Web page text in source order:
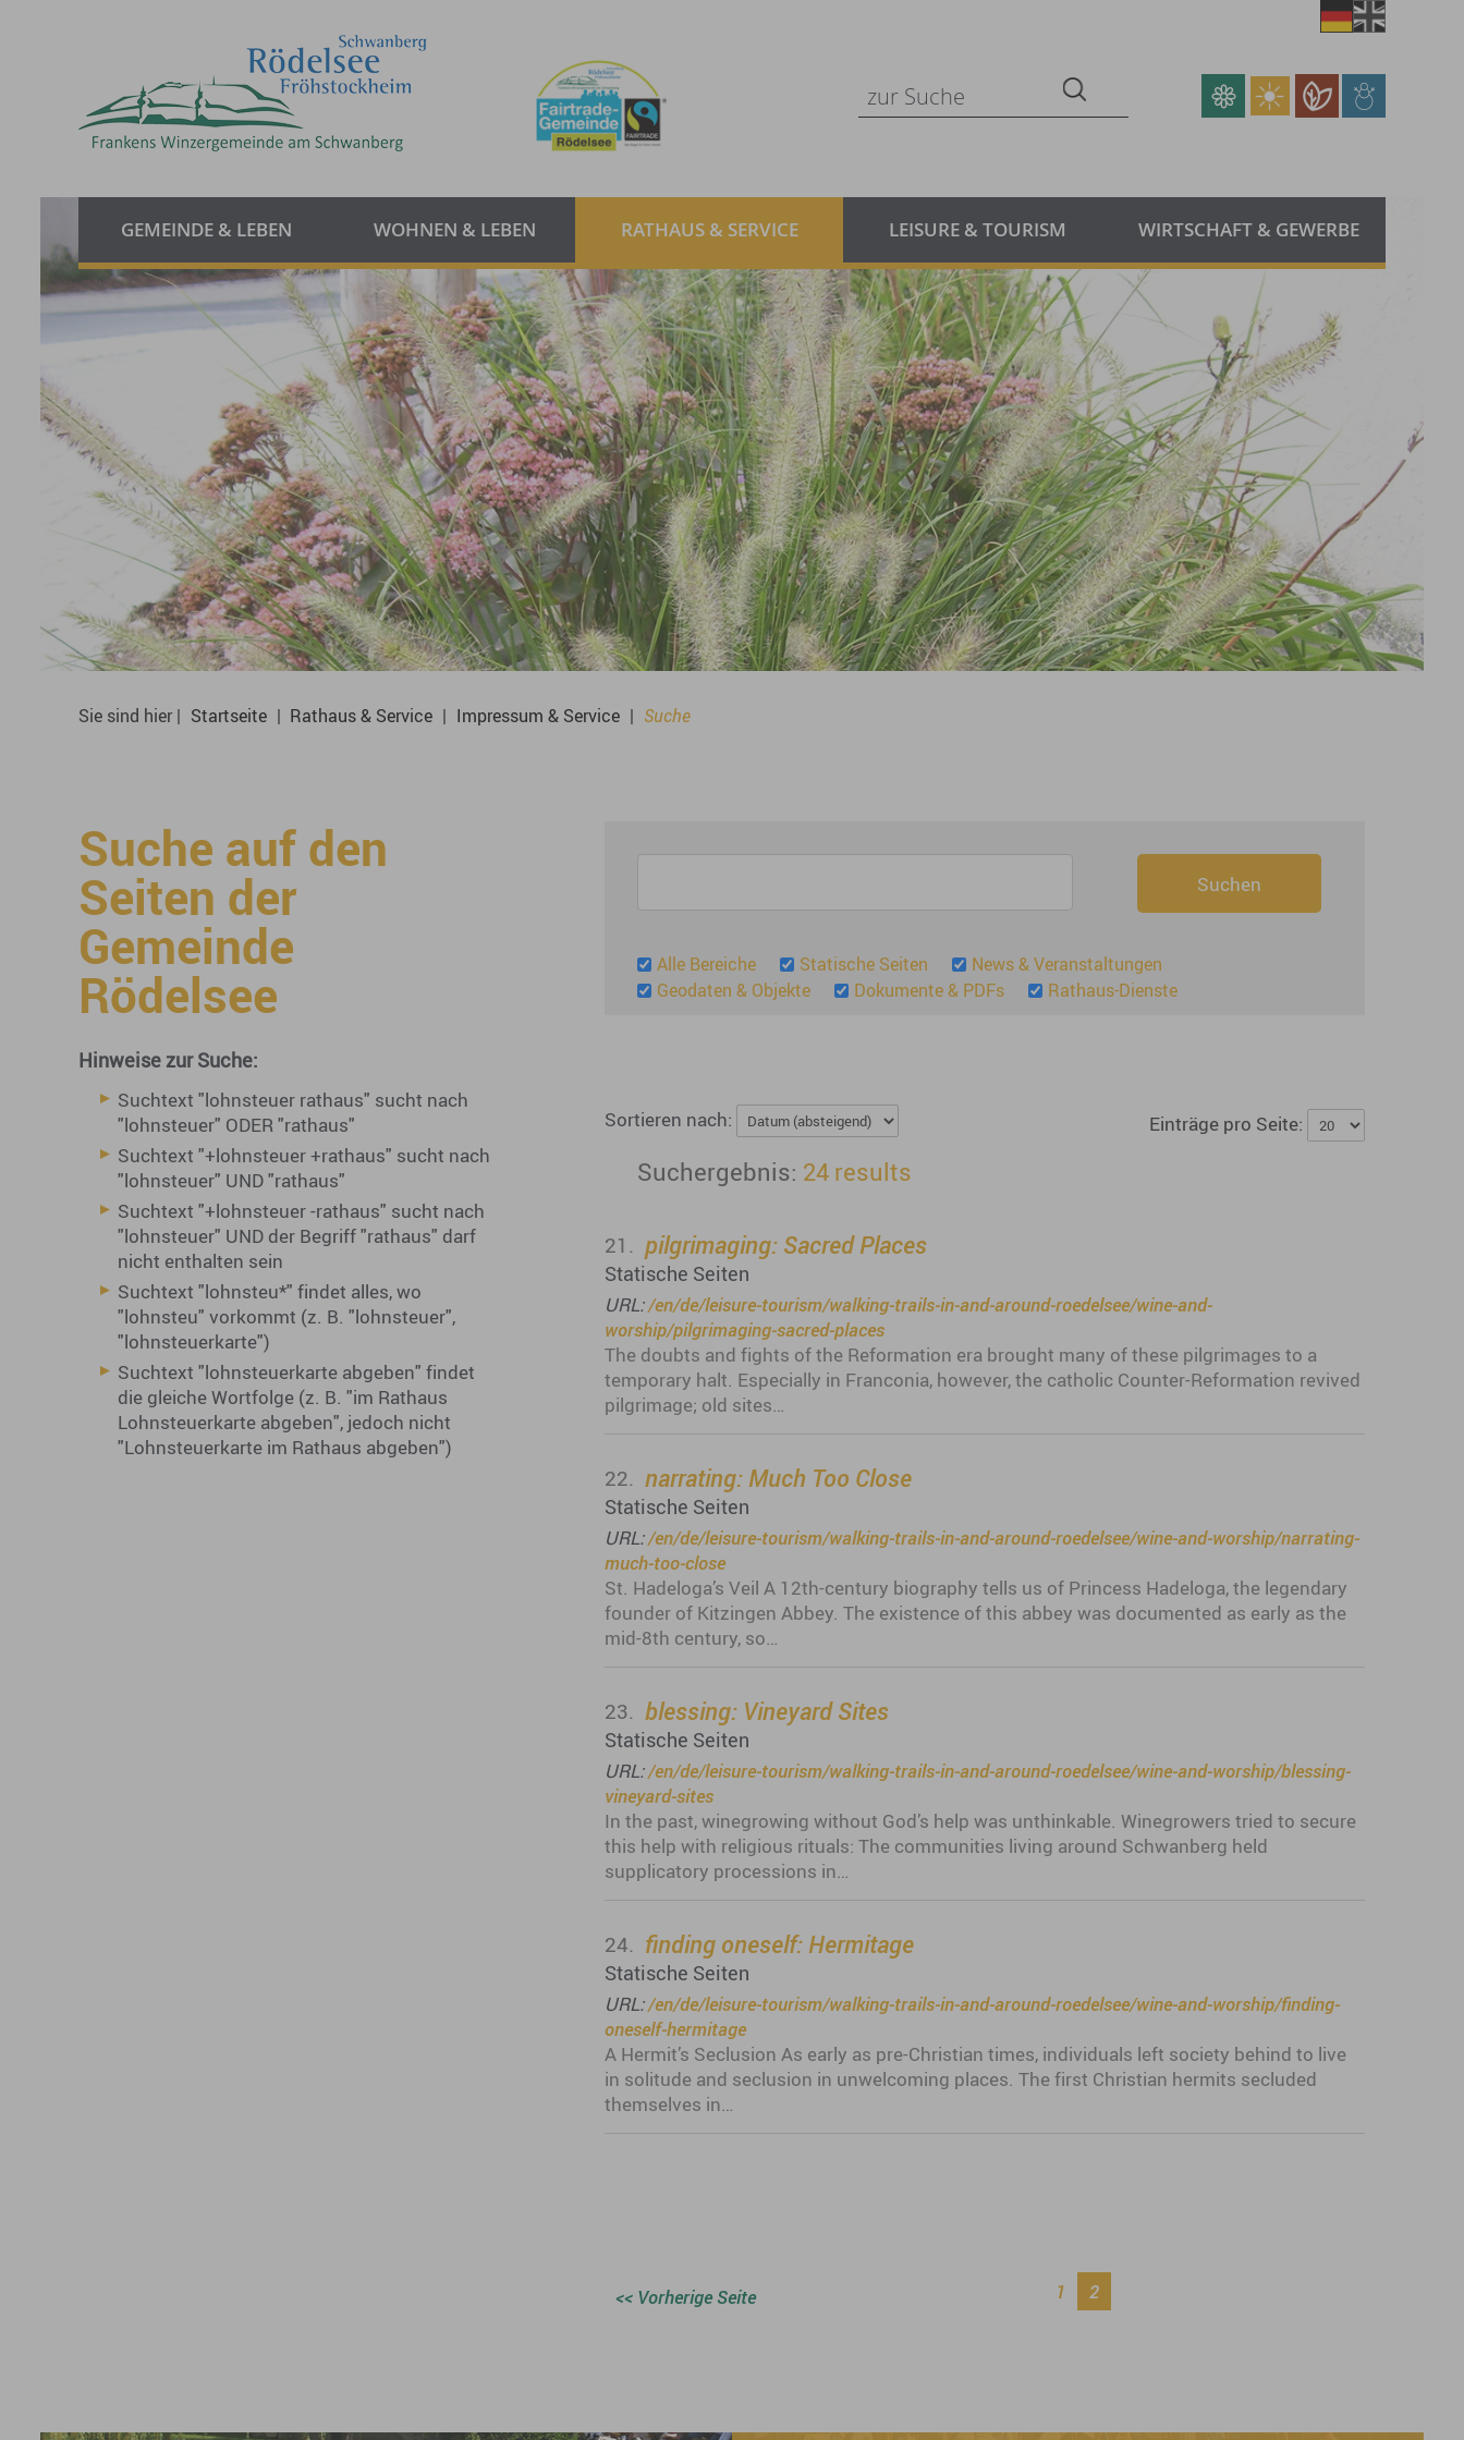
GEMEINDE & LEBEN WOHNEN & LEBEN RATHAUS & SERVICE LEISURE & TOURISM WIRTSCHAFT & GEWERBE
Sie sind hier | Startseite | Rathaus & Service | Impressum & Service | Suche
Suche auf den
Seiten der
Gemeinde
Rödelsee
Hinweise zur Suche:
Suchtext "lohnsteuer rathaus" sucht nach
"lohnsteuer" ODER "rathaus"
Suchtext "+lohnsteuer +rathaus" sucht nach
"lohnsteuer" UND "rathaus"
Suchtext "+lohnsteuer -rathaus" sucht nach
"lohnsteuer" UND der Begriff "rathaus" darf
nicht enthalten sein
Suchtext "lohnsteu*" findet alles, wo
"lohnsteu" vorkommt (z. B. "lohnsteuer",
"lohnsteuerkarte")
Suchtext "lohnsteuerkarte abgeben" findet
die gleiche Wortfolge (z. B. "im Rathaus
Lohnsteuerkarte abgeben", jedoch nicht
"Lohnsteuerkarte im Rathaus abgeben")
Alle Bereiche Statische Seiten
News & Veranstaltungen
Geodaten & Objekte
Dokumente & PDFs Rathaus-Dienste
Sortieren nach:
24 results
Einträge pro Seite:
21. pilgrimaging: Sacred Places
Statische Seiten
URL:/en/de/leisure-tourism/walking-trails-in-and-around-roedelsee/wine-and-
worship/pilgrimaging-sacred-places
The doubts and fights of the Reformation era brought many of these pilgrimages to a
temporary halt. Especially in Franconia, however, the catholic Counter-Reformation revived
pilgrimage; old sites…
22. narrating: Much Too Close
Statische Seiten
URL:/en/de/leisure-tourism/walking-trails-in-and-around-roedelsee/wine-and-worship/narrating-
much-too-close
St. Hadeloga’s Veil A 12th-century biography tells us of Princess Hadeloga, the legendary
founder of Kitzingen Abbey. The existence of this abbey was documented as early as the
mid-8th century, so…
23. blessing: Vineyard Sites
Statische Seiten
URL:/en/de/leisure-tourism/walking-trails-in-and-around-roedelsee/wine-and-worship/blessing-
vineyard-sites
In the past, winegrowing without God’s help was unthinkable. Winegrowers tried to secure
this help with religious rituals: The communities living around Schwanberg held
supplicatory processions in…
24. finding oneself: Hermitage
Statische Seiten
URL:/en/de/leisure-tourism/walking-trails-in-and-around-roedelsee/wine-and-worship/finding-
oneself-hermitage
A Hermit’s Seclusion As early as pre-Christian times, individuals left society behind to live
in solitude and seclusion in unwelcoming places. The first Christian hermits secluded
themselves in…
1 2